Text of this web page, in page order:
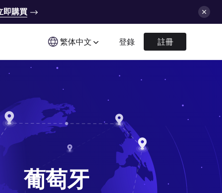
即購買
繁体中文 登錄 註冊
葡萄牙